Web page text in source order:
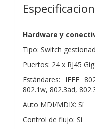
Hardware y
Tipo: Switch
Puertos: 24 x RJ45
Estándares: IEEE
802.1w, 802.3ad,
Auto MDI/MDIX: Sí
Control de flujo: Sí